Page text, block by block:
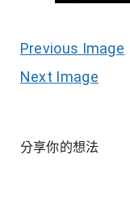
Previous Image
Next Image
分享你的想法